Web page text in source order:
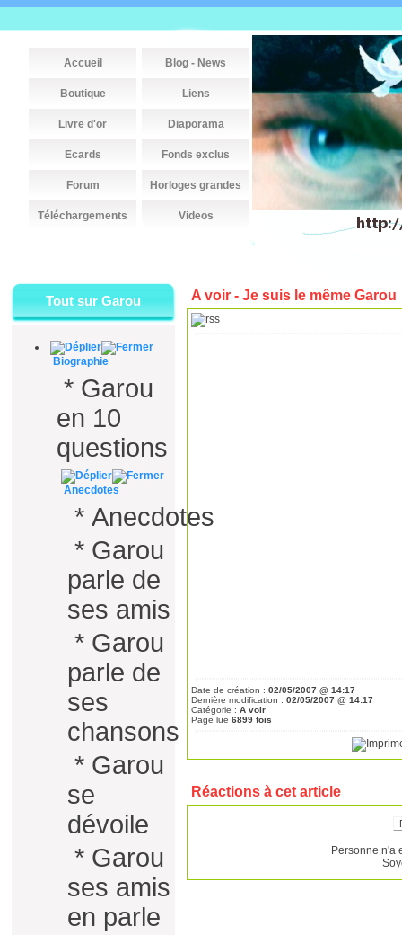
Accueil Blog - News
Boutique Liens
Livre d'or Diaporama
Ecards Fonds exclus
Forum Horloges grandes
Téléchargements Videos
Tout sur Garou
Biographie
* Garou
en 10
questions
Anecdotes
* Anecdotes
* Garou
parle de
ses amis
* Garou
parle de
ses
chansons
* Garou
se
dévoile
* Garou
ses amis
en parle
A voir - Je suis le même Garou
Date de création : 02/05/2007 @ 14:17
Dernière modification : 02/05/2007 @ 14:17
Catégorie : A voir
Page lue 6899 fois
Réactions à cet article
Personne n'a